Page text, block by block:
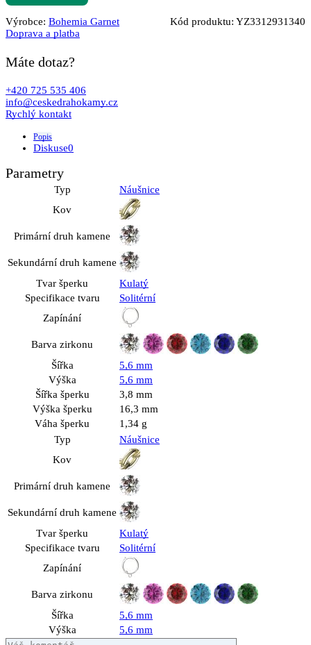
Výrobce: Bohemia Garnet Kód produktu: YZ3312931340
Doprava a platba
Máte dotaz?
+420 725 535 406
info@ceskedrahokamy.cz
Rychlý kontakt
Popis
Diskuse0
Parametry
Typ
Náušnice
Kov
Primární druh kamene
Sekundární druh kamene
Tvar šperku
Kulatý
Specifikace tvaru
Solitérní
Zapínání
Barva zirkonu
Šířka
5,6 mm
Výška
5,6 mm
Šířka šperku
3,8 mm
Výška šperku
16,3 mm
Váha šperku
1,34 g
Typ
Náušnice
Kov
Primární druh kamene
Sekundární druh kamene
Tvar šperku
Kulatý
Specifikace tvaru
Solitérní
Zapínání
Barva zirkonu
Šířka
5,6 mm
Výška
5,6 mm